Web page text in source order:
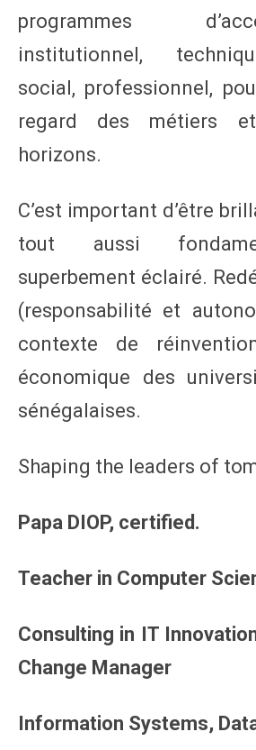
programmes
institutionnel,
social, professionnel,
regard des métiers
horizons.
C’est important d’être
tout aussi
superbement éclairé.
(responsabilité et
contexte de
économique des
sénégalaises.
Shaping the leaders of
Papa DIOP, certified.
Teacher in Computer
Consulting in IT
Change Manager
Information Systems,